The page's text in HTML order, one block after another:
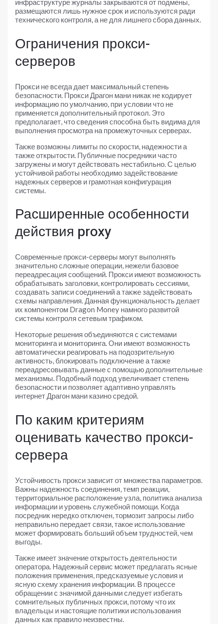
инфраструктуре журналы закрываются от подмены,
размещаются лишь нужное срок и используются ради
технического контроля, а не для лишнего сбора данных.
Ограничения прокси-
серверов
Прокси не всегда дает максимальный степень
безопасности. Прокси Драгон мани никак не кодирует
информацию по умолчанию, при условии что не
применяется дополнительный протокол. Это
предполагает, что сведения способна быть видима для
выполнения просмотра на промежуточных серверах.
Также возможны лимиты по скорости, надежности а
также открытости. Публичные посредники часто
загружены и могут действовать нестабильно. С целью
устойчивой работы необходимо задействование
надежных серверов и грамотная конфигурация
системы.
Расширенные особенности
действия proxy
Современные прокси-серверы могут выполнять
значительно сложные операции, нежели базовое
переадресация сообщений. Прокси имеют возможность
обрабатывать заголовки, контролировать сессиями,
создавать записи соединений а также задействовать
схемы направления. Данная функциональность делает
их компонентом Dragon Money намного развитой
системы контроля сетевым трафиком.
Некоторые решения объединяются с системами
мониторинга и мониторинга. Они имеют возможность
автоматически реагировать на подозрительную
активность, блокировать подключение а также
переадресовывать данные с помощью дополнительные
механизмы. Подобный подход увеличивает степень
безопасности и позволяет адаптивно управлять
интернет Драгон мани казино средой.
По каким критериям
оценивать качество прокси-
сервера
Устойчивость прокси зависит от множества параметров.
Важны надежность соединения, темп реакции,
территориальное расположение узла, политика анализа
информации и уровень служебной помощи. Когда
посредник нередко отключен, тормозит запросы либо
неправильно передает связи, такое использование
может формировать больший объем трудностей, чем
выгоды.
Также имеет значение открытость деятельности
оператора. Надежный сервис может предлагать ясные
положения применения, предсказуемые условия и
ясную схему хранения информации. В процессе
обращении с значимой данными следует избегать
сомнительных публичных прокси, потому что их
владельцы и настоящие политики использования
данных как правило неизвестны.